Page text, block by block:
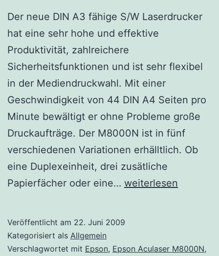
Der neue DIN A3 fähige S/W Laserdrucker
hat eine sehr hohe und effektive
Produktivität, zahlreichere
Sicherheitsfunktionen und ist sehr flexibel
in der Mediendruckwahl. Mit einer
Geschwindigkeit von 44 DIN A4 Seiten pro
Minute bewältigt er ohne Probleme große
Druckaufträge. Der M8000N ist in fünf
verschiedenen Variationen erhälltlich. Ob
eine Duplexeinheit, drei zusätliche
Papierfächer oder eine… Epson
weiterlesen
Veröffentlicht am 22. Juni 2009
Kategorisiert als Allgemein
Verschlagwortet mit Epson, Epson Aculaser M8000N,